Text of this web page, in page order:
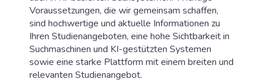
Voraussetzungen, die wir gemeinsam schaffen,
sind hochwertige und aktuelle Informationen zu
Ihren Studienangeboten, eine hohe Sichtbarkeit in
Suchmaschinen und KI-gestützten Systemen
sowie eine starke Plattform mit einem breiten und
relevanten Studienangebot.